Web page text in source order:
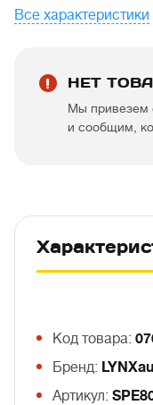
Все характеристики
НЕТ
Мы привезем
и сообщим,
Код товара:
Бренд:
Артикул: